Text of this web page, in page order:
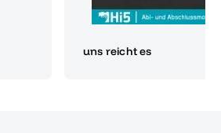
uns reicht es